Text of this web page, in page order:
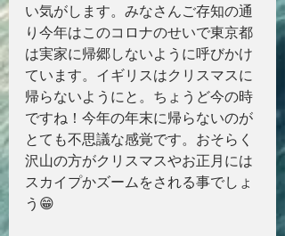
い気がします。みなさんご存知の通
り今年はこのコロナのせいで東京都
は実家に帰郷しないように呼びかけ
ています。イギリスはクリスマスに
帰らないようにと。ちょうど今の時
ですね！今年の年末に帰らないのが
とても不思議な感覚です。おそらく
沢山の方がクリスマスやお正月には
スカイプかズームをされる事でしょ
う😁